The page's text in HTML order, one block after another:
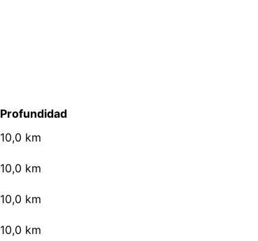
Profundidad
10,0 km
10,0 km
10,0 km
10,0 km